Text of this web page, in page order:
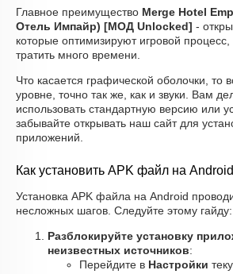
Главное преимущество Merge Hotel
Отель Импайр) [МОД Unlocked] -
которые оптимизируют игровой
тратить много времени.
Что касается графической оболочки, то
уровне, точно так же, как и звуки. Вам
использовать стандартную версию или
забывайте открывать наш сайт для
приложений.
Как установить APK файл на Android
Установка APK файла на Android
несложных шагов. Следуйте этому гайду:
Разблокируйте установку
неизвестных источников:
Перейдите в Настройки